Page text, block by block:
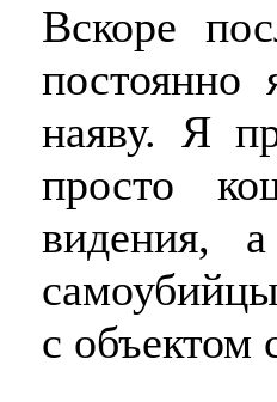
Вскоре
наяву. Я
просто
видения,
с объектом